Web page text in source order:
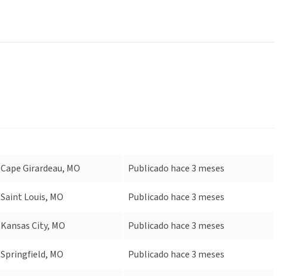
Cape Girardeau, MO Publicado hace 3 meses
Saint Louis, MO Publicado hace 3 meses
Kansas City, MO Publicado hace 3 meses
Springfield, MO Publicado hace 3 meses